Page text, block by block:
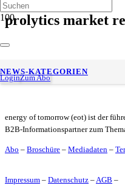
LoginZum Abo
NEWS-KATEGORIEN
prolytics market
Studie zum Stromverbrauch:
flexibler mit Strom um
energy of tomorrow (eot) ist der
B2B-Informationspartner zum
Abo – Broschüre – Mediadaten –
Impressum – Datenschutz –AGB –